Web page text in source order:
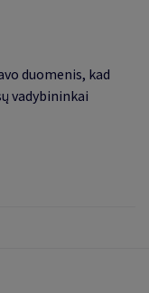
duomenis, kad
vadybininkai